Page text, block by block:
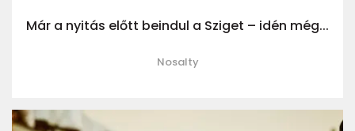
Már a nyitás előtt beindul a Sziget – idén még...
Nosalty